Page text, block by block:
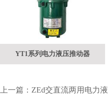
YT1系列电力液压推动器
上一篇： ZEd交直流两用电力液